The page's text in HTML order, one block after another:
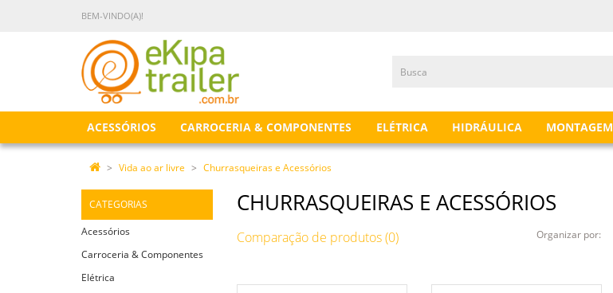
BEM-VINDO(A)!
ACESSÓRIOS CARROCERIA & COMPONENTES ELÉTRICA HIDRÁULICA MONTAGEM
Vida ao ar livre Churrasqueiras e Acessórios
CATEGORIAS
Acessórios
Carroceria & Componentes
Elétrica
CHURRASQUEIRAS E ACESSÓRIOS
Comparação de produtos (0) Organizar por: